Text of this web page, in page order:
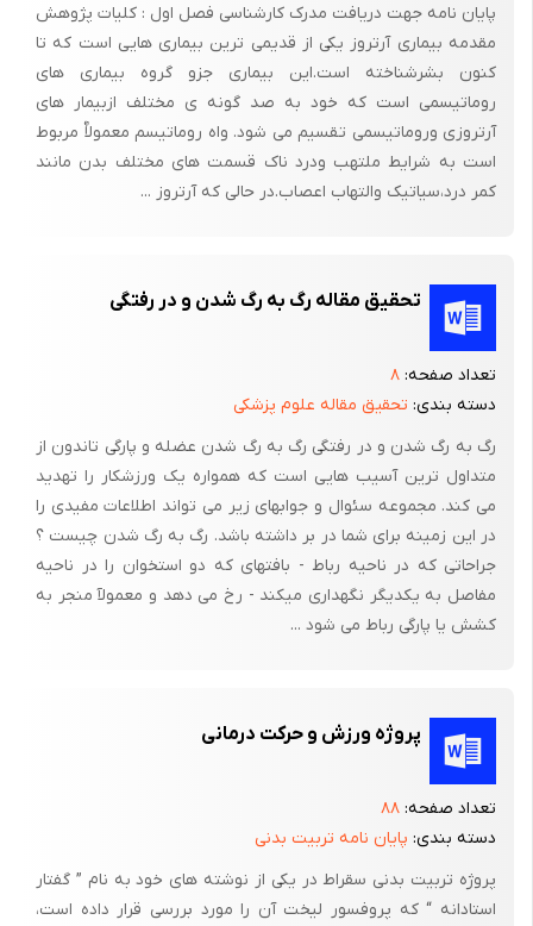
اداکشن و سوپینیشن تولید می کنند. پلنتار فلکشن خالص تنها نتیجه
فعالیت متوازن عضلات خارجی و داخلی می باشد. با این همه عملکرد
این عضلات را که می توان پلنتار فلکسور های کمکی نامید، در قیاس با
تری سپس سورایی نسبتاً کم است. قدرت تری سپس سورایی معادل
65 کیلوگرم وزن است، در حالیکه توان کل پلنتار فلکسورهای کمکی
معادل 5/0 کیلوگرم وزن، یعنی یک چهاردهم توان کل می باشد. پس از
ببرند. اما تنها تری سپس سورایی قادراست به فرد امکان دهد تا روی
نوک انگشتان بایستد. از بین رفتن این حرکت علامت تشخیصی پارگی
تاندون مذکوراست[1].
این عضلات در خلف محور عرضی و خارج محور طولی قرار می گیرند و
همزمان حرکات پلنتار فلکشن، ابداکشن و پرونیشن را تولید می کنند.
پرونئوس برویس به توبرکل خارجی قاعده متاتارس پنجم ختم می
شود. عمل ابداکتوری این عضله کاراتر از پرونئوس لانگوس است و با
بالا بردن متاتارس های خارجی در نیمه قدامی پا پرونیشن تولید می
کند. عضلات پرونئوس ترشیوس و اکستانسور دیژیتوروم لانگوس،
عضله مذکور را در این عمل همراهی می کنند و در عین حال مچ پا را
پرونئوس لانگوس هم در حرکات پا و هم در حرکات استاتیک و دینامیک
قوس های کف پایی نقش بسزایی را ایفا می کند.
سبب انحراف پا رو به خارج می شود. در عین حال مالئول داخلی بطور
این عضله به صورت مستقیم و بویژه غیرمستقیم پلنتار فلکشن
پایان نامه جهت دریافت مدرک کارشناسی فصل اول : کلیات پژوهش
مقدمه بیماری آرتروز یکی از قدیمی ترین بیماری هایی است که تا
کنون بشرشناخته است.این بیماری جزو گروه بیماری های
روماتیسمی است که خود به صد گونه ی مختلف ازبیمار های
آرتروزی وروماتیسمی تقسیم می شود. واه روماتیسم معمولاٌ مربوط
است به شرایط ملتهب ودرد ناک قسمت های مختلف بدن مانند
کمر درد،سیاتیک والتهاب اعصاب.در حالی که آرتروز ...
تحقیق مقاله رگ به رگ شدن و در رفتگی
تعداد صفحه: ۸
دسته بندی: تحقیق مقاله علوم پزشکی
رگ به رگ شدن و در رفتگی رگ به رگ شدن عضله و پارگی تاندون از
متداول ترین آسیب هایی است که همواره یک ورزشکار را تهدید
می کند. مجموعه سئوال و جوابهای زیر می تواند اطلاعات مفیدی را
در این زمینه برای شما در بر داشته باشد. رگ به رگ شدن چیست ؟
جراحاتی که در ناحیه رباط - بافتهای که دو استخوان را در ناحیه
مفاصل به یکدیگر نگهداری میکند - رخ می دهد و معمولآ منجر به
کشش یا پارگی رباط می شود ...
پروژه ورزش و حرکت درمانی
تعداد صفحه: ۸۸
دسته بندی: پایان نامه تربیت بدنی
پروژه تربیت بدنی سقراط در یکی از نوشته های خود به نام ” گفتار
استادانه “ که پروفسور لیخت آن را مورد بررسی قرار داده است،